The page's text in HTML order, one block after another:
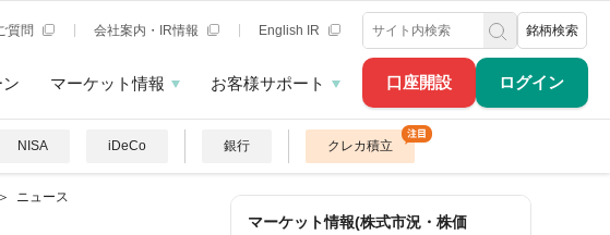
口座開設 ログイン
質問 会社案内・IR情報 English IR 銘柄検索
マーケット情報 お客様サポート
NISA iDeCo 銀行 クレカ積立
ニュース
マーケット情報(株式市況・株価